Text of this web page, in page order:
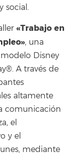
social.
«Trabajo en
, una
Disney
A través de
altamente
comunicación
el
y el
mediante